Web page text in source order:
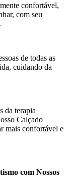
confortável,
com seu
de todas as
cuidando da
da terapia
Calçado
mais confortável e
com Nossos